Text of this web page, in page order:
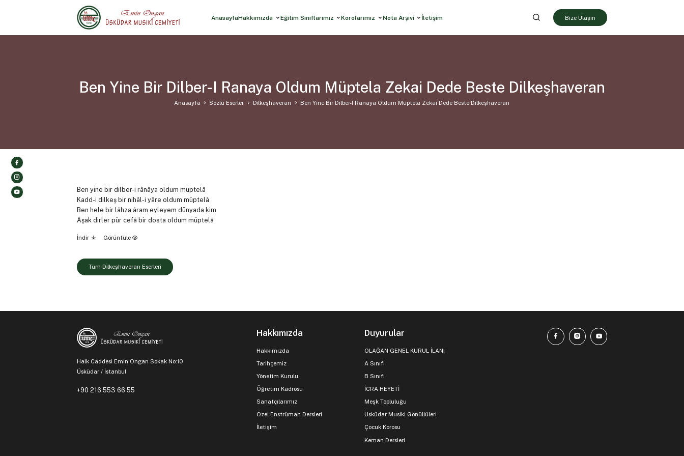
AnasayfaHakkımızda Eğitim Sınıflarımız Korolarımız Nota Arşivi İletişim Bize Ulaşın
Ben Yine Bir Dilber-I Ranaya Oldum Müptela Zekai Dede Beste Dilkeşhaveran
Anasayfa Sözlü Eserler Di̇lkeşhaveran Ben Yine Bir Dilber-I Ranaya Oldum Müptela Zekai Dede Beste Dilkeşhaveran
Ben yine bir dilber-i rânâya oldum müptelâ
Kadd-i dilkeş bir nihâl-i yâre oldum müptelâ
Ben hele bir lâhza âram eyleyem dünyada kim
Aşak dirler pür cefâ bir dosta oldum müptelâ
İndir Görüntüle
Tüm Di̇lkeşhaveran Eserleri
Halk Caddesi Emin Ongan Sokak No:10
Üsküdar / İstanbul
+90 216 553 66 55
Hakkımızda
Hakkımızda
Tarihçemiz
Yönetim Kurulu
Öğretim Kadrosu
Sanatçılarımız
Özel Enstrüman Dersleri
İletişim
Duyurular
OLAĞAN GENEL KURUL İLANI
A Sınıfı
B Sınıfı
İCRA HEYETİ
Meşk Topluluğu
Üsküdar Musiki Gönüllüleri
Çocuk Korosu
Keman Dersleri